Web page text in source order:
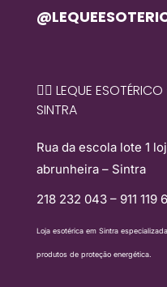
🧙‍♀️ LEQUE
SINTRA
Rua da escola lote 1
abrunheira – Sintra
218 232 043 – 911 119
Loja esotérica em Sintra
produtos de proteção energética.